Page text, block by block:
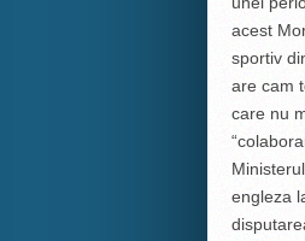
acest
sportiv
are cam
care nu
engleza